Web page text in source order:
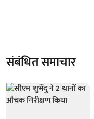
संबंधित समाचार